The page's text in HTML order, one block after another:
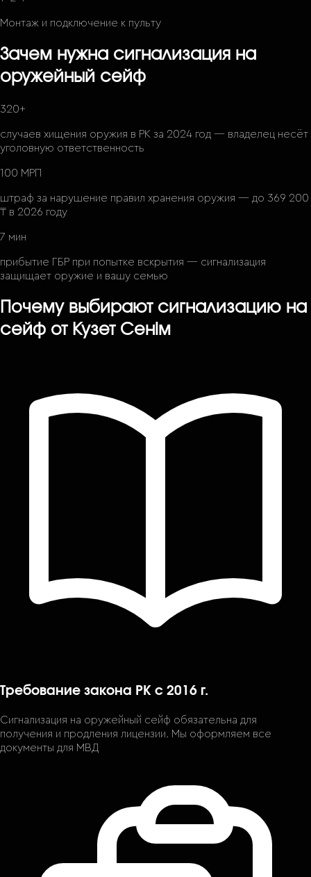
Монтаж и подключение к пульту
Зачем нужна сигнализация на
оружейный сейф
320+
случаев хищения оружия в РК за 2024 год — владелец несёт
уголовную ответственность
100 МРП
штраф за нарушение правил хранения оружия — до 369 200
₸ в 2026 году
7 мин
прибытие ГБР при попытке вскрытия — сигнализация
защищает оружие и вашу семью
Почему выбирают сигнализацию на
сейф от Кузет Сенiм
Требование закона РК с 2016 г.
Сигнализация на оружейный сейф обязательна для
получения и продления лицензии. Мы оформляем все
документы для МВД